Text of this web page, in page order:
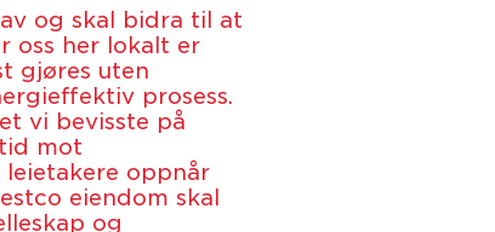
og skal bidra til at
oss her lokalt er
gjøres uten
prosess.
vi bevisste på
mot
oppnår
eiendom skal
og